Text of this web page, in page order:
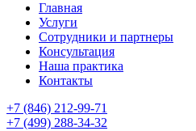
Главная
Услуги
Сотрудники и партнеры
Консультация
Наша практика
Контакты
+7 (846) 212-99-71
+7 (499) 288-34-32